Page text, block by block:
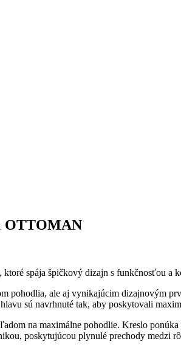
OTTOMAN
spája špičkový dizajn s funkčnosťou a
pohodlia, ale aj vynikajúcim dizajnovým
sú navrhnuté tak, aby poskytovali
na maximálne pohodlie. Kreslo
poskytujúcou plynulé prechody medzi